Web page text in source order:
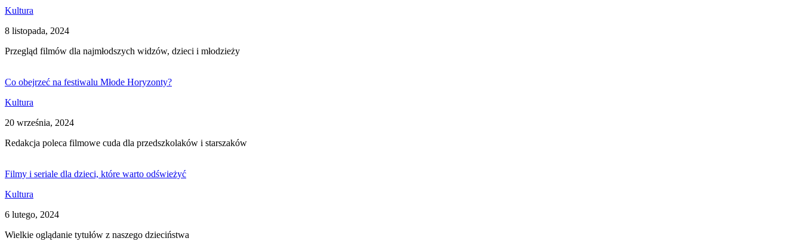
Kultura
8 listopada, 2024
Przegląd filmów dla najmłodszych widzów, dzieci i młodzieży
Co obejrzeć na festiwalu Młode Horyzonty?
Kultura
20 września, 2024
Redakcja poleca filmowe cuda dla przedszkolaków i starszaków
Filmy i seriale dla dzieci, które warto odświeżyć
Kultura
6 lutego, 2024
Wielkie oglądanie tytułów z naszego dzieciństwa